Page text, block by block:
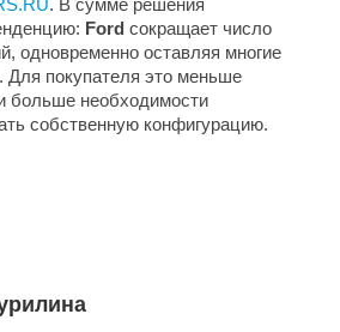
. В сумме решения
Ford сокращает число
одновременно оставляя многие
Для покупателя это меньше
больше необходимости
собственную конфигурацию.